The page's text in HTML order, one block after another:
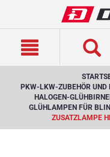
PKW-LKW-ZUBEHÖR UND
HALOGEN-
GLÜHLAMPEN FÜR
ZUSATZLAMPE